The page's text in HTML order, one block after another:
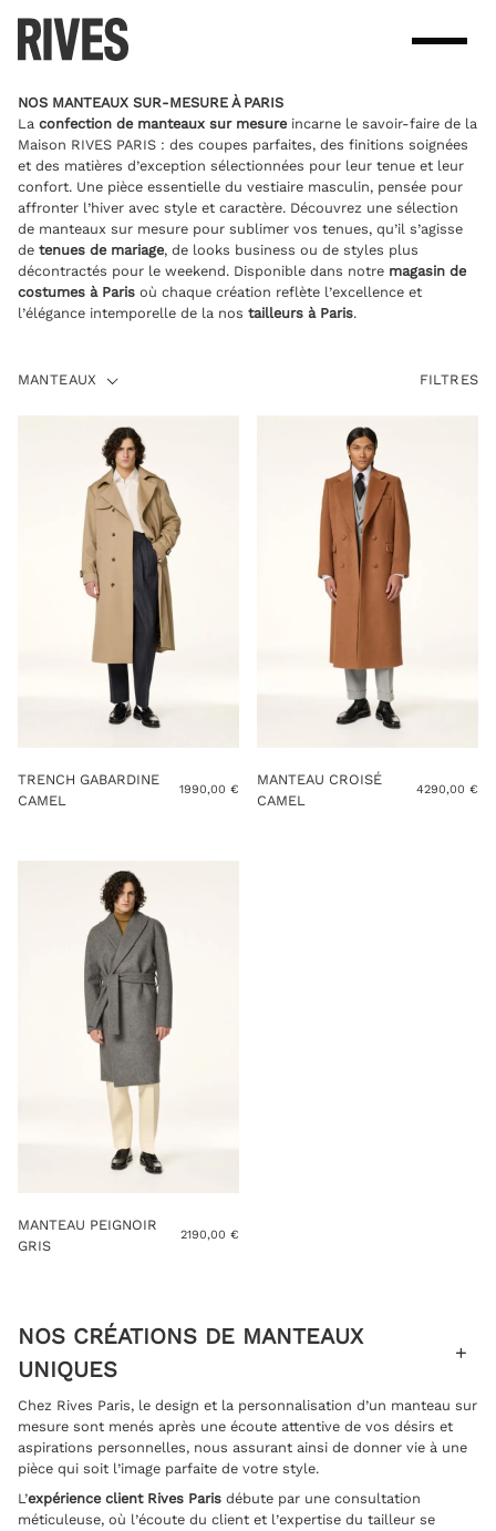
content
NOS MANTEAUX SUR-MESURE À PARIS
La confection de manteaux sur mesureincarne le savoir-faire de la
Maison RIVES PARIS : des coupes parfaites, des finitions soignées
et des matières d’exception sélectionnées pour leur tenue et leur
confort. Une pièce essentielle du vestiaire masculin, pensée pour
affronter l’hiver avec style et caractère. Découvrez une sélection
de manteaux sur mesure pour sublimer vos tenues, qu’il s’agisse
de tenues de mariage, de looks business ou de styles plus
décontractés pour le weekend. Disponible dans notre magasin de
costumes à Parisoù chaque création reflète l’excellence et
l’élégance intemporelle de la nos tailleurs à Paris.
MANTEAUX MANTEAUX FILTRES
TRENCH GABARDINE
CAMEL
1990,00 €
MANTEAU CROISÉ
CAMEL
4290,00€
MANTEAU PEIGNOIR
GRIS
2190,00 €
NOS CRÉATIONS DE MANTEAUX
UNIQUES
Chez Rives Paris, le design et la personnalisation d’un manteau sur
mesure sont menés après une écoute attentive de vos désirs et
aspirations personnelles, nous assurant ainsi de donner vie à une
pièce qui soit l’image parfaite de votre style.
L’expérience client Rives Parisdébute par une consultation
méticuleuse, où l’écoute du client et l’expertise du tailleur se